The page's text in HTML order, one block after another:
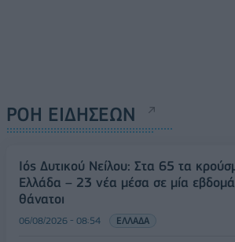
ΡΟΗ ΕΙΔΗΣΕΩΝ
Ιός Δυτικού Νείλου: Στα 65 τα
Ελλάδα – 23 νέα μέσα σε μία
θάνατοι
06/08/2026 - 08:54 ΕΛΛΑΔΑ